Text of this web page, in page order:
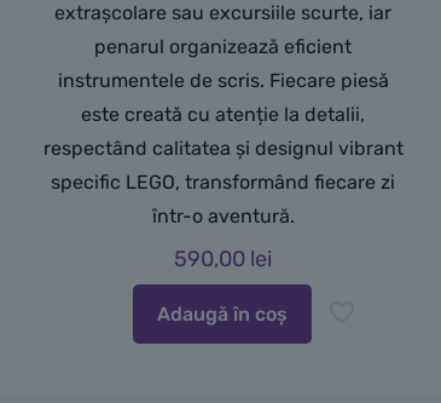
extrașcolare sau excursiile scurte, iar
penarul organizează eficient
instrumentele de scris. Fiecare piesă
este creată cu atenție la detalii,
respectând calitatea și designul vibrant
specific LEGO, transformând fiecare zi
într-o aventură.
590,00 lei
Adaugă în coș